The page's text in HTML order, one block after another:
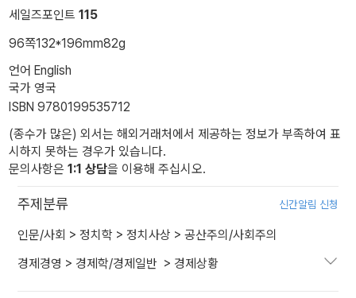
세일즈포인트 115
96쪽132*196mm82g
언어 English
국가 영국
ISBN 9780199535712
(종수가 많은) 외서는 해외거래처에서 제공하는 정보가 부족하여 표
시하지 못하는 경우가 있습니다.
문의사항은 1:1 상담을 이용해 주십시오.
주제분류 신간알림 신청
인문/사회 > 정치학 > 정치사상 > 공산주의/사회주의
경제경영 > 경제학/경제일반 > 경제상황